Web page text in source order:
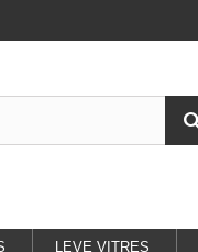
LEVE VITRES